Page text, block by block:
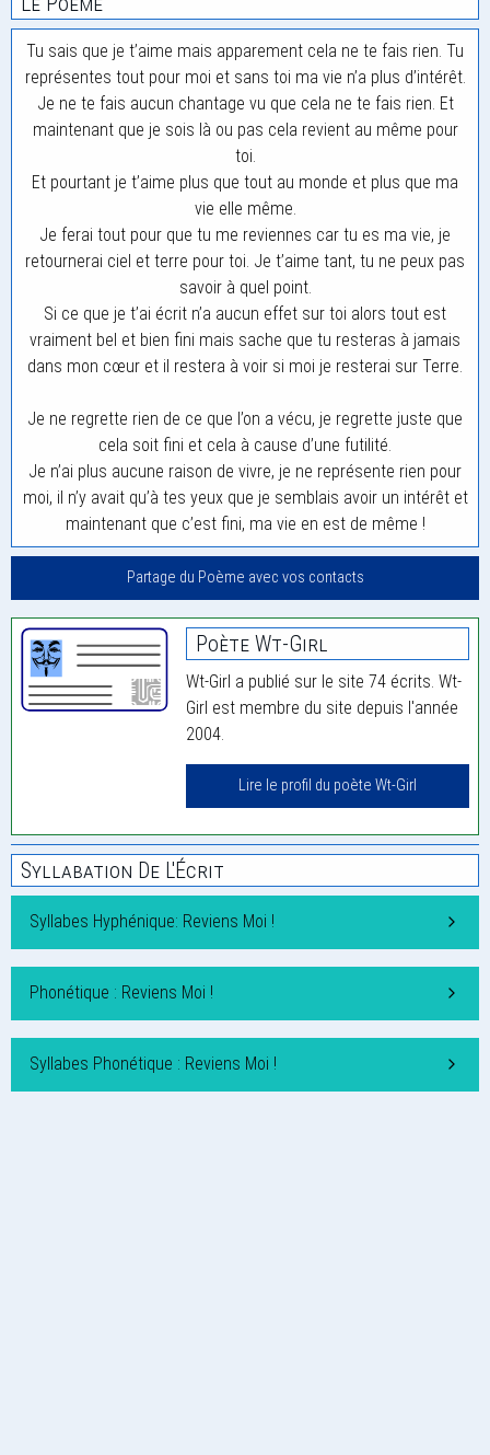
Tu sais que je t’aime mais apparement cela ne te fais rien. Tu
représentes tout pour moi et sans toi ma vie n’a plus d’intérêt.
Je ne te fais aucun chantage vu que cela ne te fais rien. Et
maintenant que je sois là ou pas cela revient au même pour
toi.
Et pourtant je t’aime plus que tout au monde et plus que ma
vie elle même.
Je ferai tout pour que tu me reviennes car tu es ma vie, je
retournerai ciel et terre pour toi. Je t’aime tant, tu ne peux pas
savoir à quel point.
Si ce que je t’ai écrit n’a aucun effet sur toi alors tout est
vraiment bel et bien fini mais sache que tu resteras à jamais
dans mon cœur et il restera à voir si moi je resterai sur Terre.
Je ne regrette rien de ce que l’on a vécu, je regrette juste que
cela soit fini et cela à cause d’une futilité.
Je n’ai plus aucune raison de vivre, je ne représente rien pour
moi, il n’y avait qu’à tes yeux que je semblais avoir un intérêt et
maintenant que c’est fini, ma vie en est de même !
Partage du Poème avec vos contacts
Poète Wt-Girl
Wt-Girl a publié sur le site 74 écrits. Wt-
Girl est membre du site depuis l'année
2004.
Lire le profil du poète Wt-Girl
Syllabation De L'Écrit
Syllabes Hyphénique: Reviens Moi !
Phonétique : Reviens Moi !
Syllabes Phonétique : Reviens Moi !